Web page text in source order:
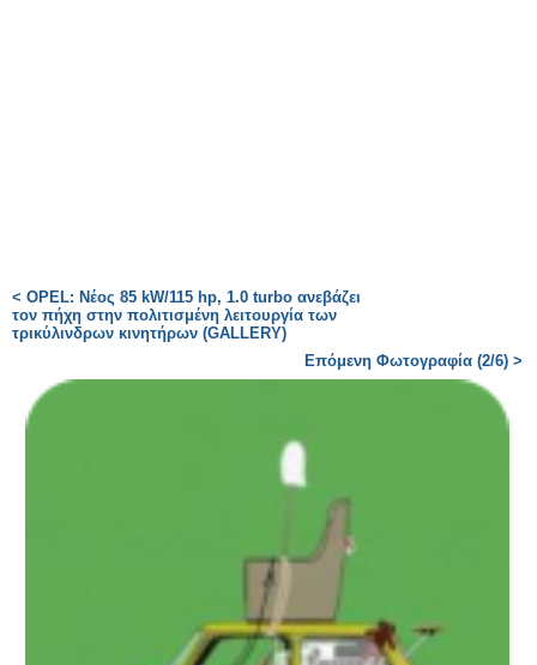
< OPEL: Νέος 85 kW/115 hp, 1.0 turbo ανεβάζει
τον πήχη στην πολιτισμένη λειτουργία των
τρικύλινδρων κινητήρων (GALLERY)
Επόμενη Φωτογραφία (2/6) >